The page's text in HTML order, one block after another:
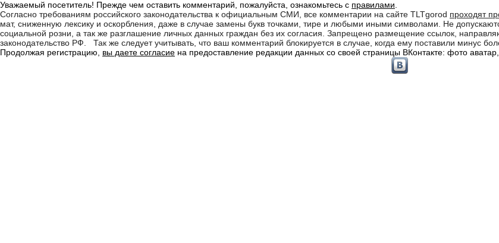
Уважаемый посетитель! Прежде чем оставить комментарий, пожалуйста, ознакомьтесь с правилами
Согласно требованиям российского законодательства к официальным СМИ, все комментарии на сайте TLTgorod проходят
мат, сниженную лексику и оскорбления, даже в случае замены букв точками, тире и любыми иными символами. Не
социальной розни, а так же разглашение личных данных граждан без их согласия. Запрещено размещение ссылок,
законодательство РФ. Так же следует учитывать, что ваш комментарий блокируется в случае, когда ему поставили минус
Продолжая регистрацию, вы даете согласие на предоставление редакции данных со своей страницы ВКонтакте: фото